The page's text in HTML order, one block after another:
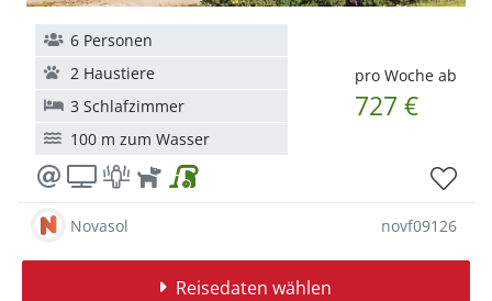
pro Woche ab
727 €
6 Personen
2 Haustiere
3 Schlafzimmer
100 m zum Wasser
Novasol novf09126
Reisedaten wählen